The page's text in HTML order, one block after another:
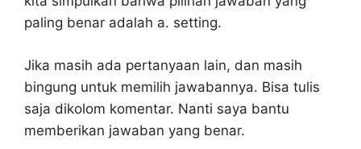
paling benar adalah a. setting.
Jika masih ada pertanyaan lain, dan masih
bingung untuk memilih jawabannya. Bisa tulis
saja dikolom komentar. Nanti saya bantu
memberikan jawaban yang benar.